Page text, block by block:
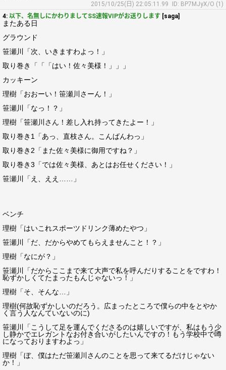
2015/10/25(日) 22:05:11.99
ID: BP7MJyX/O (1)
4: 以下、名無しにかわりましてSS速報VIPがお送りします [saga]
またある日
グラウンド
笹瀬川「次、いきますわよっ！」
取り巻き「「「はい！佐々美様！」」」
カッキーン
理樹「おおーい！笹瀬川さーん！」
笹瀬川「なっ！？」
理樹「笹瀬川さん！差し入れ持ってきたよー！」
取り巻き1「あっ、直枝さん。こんばんわっ」
取り巻き2「また佐々美様に御用ですね？」
取り巻き3「では佐々美様、あとはお任せください！」
笹瀬川「え、ええ……」
ベンチ
理樹「はいこれスポーツドリンク薄めたやつ」
笹瀬川「だ、だからやめてもらえませんこと！？」
理樹「なにが？」
笹瀬川「だからここまで来て大声で私を呼んだりすることをですわ！
恥ずかしくてたまったもんじゃないっ！」
理樹「そ、そんな…」
理樹(何故恥ずかしいのだろう。広まったところで僕らの中をとやか
く言う人なんていないのに)
笹瀬川「こうして足を運んでくださるのは嬉しいですが、私はもう少
し静かでエレガントなお付き合いがしたいんですの！もう学校中で噂
になっておりますわよっ」
理樹「ぼ、僕はただ笹瀬川さんのことを思って来てるだけじゃない
か！」